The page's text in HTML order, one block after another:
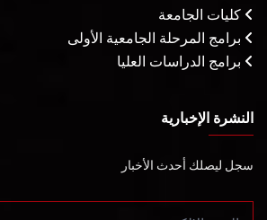
كليات الجامعة
برامج المرحلة الجامعية الأولى
برامج الدراسات العليا
النشرة الإخبارية
سجل ليصلك أحدث الأخبار